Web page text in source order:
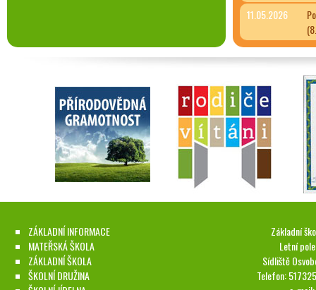
11.05.2026
ZÁKLADNÍ INFORMACE
MATEŘSKÁ ŠKOLA
ZÁKLADNÍ ŠKOLA
ŠKOLNÍ DRUŽINA
Základní
Letní
Sídliště
Telefon: